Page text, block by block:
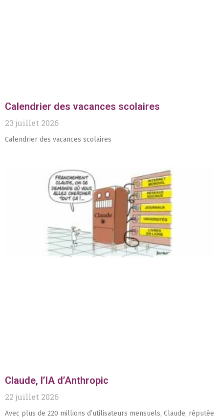
Calendrier des vacances scolaires
23 juillet 2026
Calendrier des vacances scolaires
Claude, l’IA d’Anthropic
22 juillet 2026
Avec plus de 220 millions d’utilisateurs mensuels, Claude, réputée